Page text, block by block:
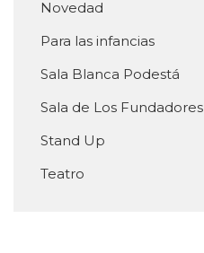
Novedad
Para las infancias
Sala Blanca Podestá
Sala de Los Fundadores
Stand Up
Teatro